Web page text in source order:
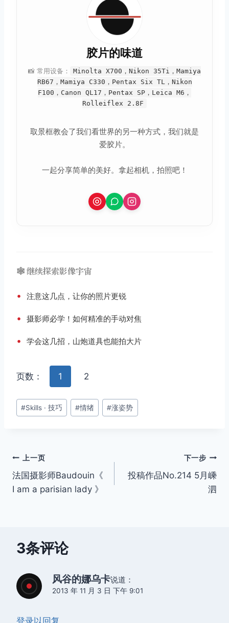
胶片的味道
📸 常用设备：
Minolta X700，Nikon 35Ti，Mamiya
RB67，Mamiya C330，Pentax Six TL，Nikon
F100，Canon QL17，Pentax SP，Leica M6，
Rolleiflex 2.8F
取景框教会了我们看世界的另一种方式，我们就是
爱胶片。
一起分享简单的美好。拿起相机，拍照吧！
🕸️ 继续探索影像宇宙
• 注意这几点，让你的照片更锐
• 摄影师必学！如何精准的手动对焦
• 学会这几招，山炮道具也能拍大片
页数： 1 2
文
章
#Skills · 技巧 #情绪 #涨姿势
文
章
上一页
法国摄影师Baudouin《
I am a parisian lady 》
下一步
投稿作品No.214 5月嵊
泗
3条评论
风谷的娜乌卡说道：
2013 年 11 月 3 日 下午 9:01